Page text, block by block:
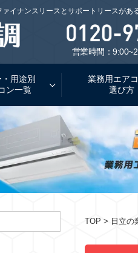
イナンスリースとサポートリースが
営業時間：
用途別
ン一覧
業務用エア
選び方
TOP > 日立の